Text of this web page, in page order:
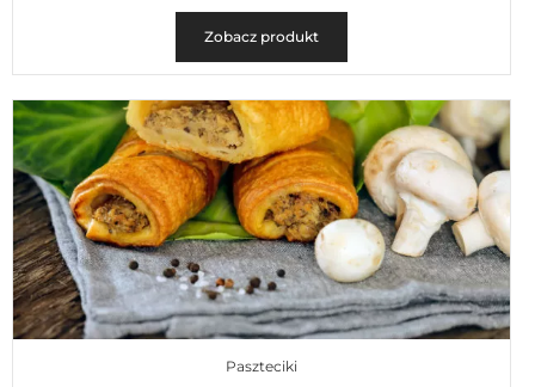
Zobacz produkt
Paszteciki